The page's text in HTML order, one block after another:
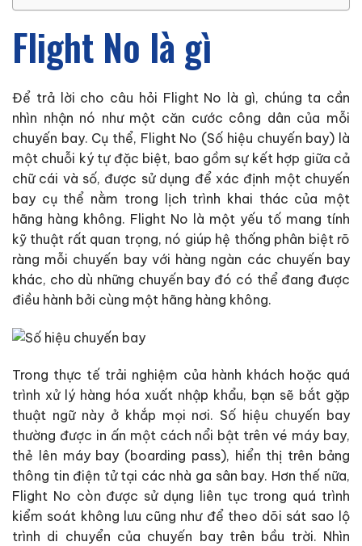
Flight No là gì
Để trả lời cho câu hỏi Flight No là gì, chúng ta cần
nhìn nhận nó như một căn cước công dân của mỗi
chuyến bay. Cụ thể, Flight No (Số hiệu chuyến bay) là
một chuỗi ký tự đặc biệt, bao gồm sự kết hợp giữa cả
chữ cái và số, được sử dụng để xác định một chuyến
bay cụ thể nằm trong lịch trình khai thác của một
hãng hàng không. Flight No là một yếu tố mang tính
kỹ thuật rất quan trọng, nó giúp hệ thống phân biệt rõ
ràng mỗi chuyến bay với hàng ngàn các chuyến bay
khác, cho dù những chuyến bay đó có thể đang được
điều hành bởi cùng một hãng hàng không.
Trong thực tế trải nghiệm của hành khách hoặc quá
trình xử lý hàng hóa xuất nhập khẩu, bạn sẽ bắt gặp
thuật ngữ này ở khắp mọi nơi. Số hiệu chuyến bay
thường được in ấn một cách nổi bật trên vé máy bay,
thẻ lên máy bay (boarding pass), hiển thị trên bảng
thông tin điện tử tại các nhà ga sân bay. Hơn thế nữa,
Flight No còn được sử dụng liên tục trong quá trình
kiểm soát không lưu cũng như để theo dõi sát sao lộ
trình di chuyển của chuyến bay trên bầu trời. Nhìn